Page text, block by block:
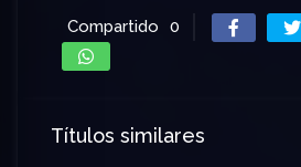
Compartido 0
Títulos similares